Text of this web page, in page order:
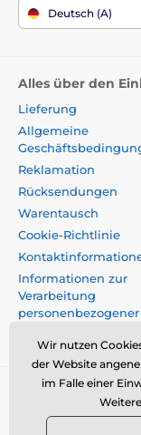
Deutsch (A)
Alles über den
Lieferung
Allgemeine
Reklamation
Rücksendungen
Warentausch
Cookie-Richtlinie
Informationen zur
Verarbeitung
Momanio
Wir nutzen
der Website
im Falle einer